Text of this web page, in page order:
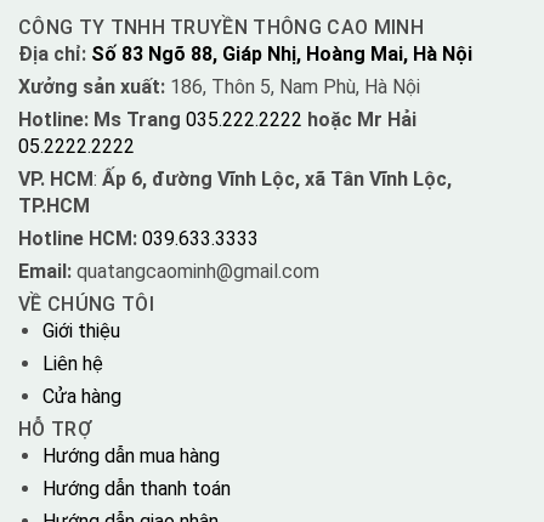
CÔNG TY TNHH TRUYỀN THÔNG CAO MINH
Địa chỉ: Số 83 Ngõ 88, Giáp Nhị, Hoàng Mai, Hà Nội
Xưởng sản xuất: 186, Thôn 5, Nam Phù, Hà Nội
Hotline: Ms Trang 035.222.2222 hoặc Mr Hải
05.2222.2222
VP. HCM: Ấp 6, đường Vĩnh Lộc, xã Tân Vĩnh Lộc,
TP.HCM
Hotline HCM: 039.633.3333
Email: quatangcaominh@gmail.com
VỀ CHÚNG TÔI
Giới thiệu
Liên hệ
Cửa hàng
HỖ TRỢ
Hướng dẫn mua hàng
Hướng dẫn thanh toán